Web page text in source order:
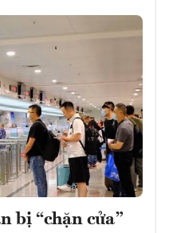
bị “chặn cửa”